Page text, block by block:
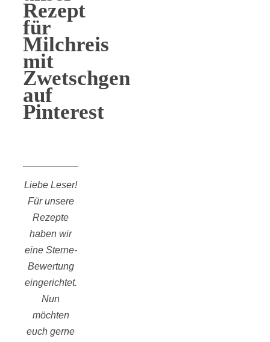
Rezept
für
Milchreis
mit
Zwetschgen
auf
Pinterest
Liebe Leser!
Für unsere
Rezepte
haben wir
eine Sterne-
Bewertung
eingerichtet.
Nun
möchten
euch gerne